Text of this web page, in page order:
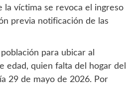
la víctima se revoca el ingreso
previa notificación de las
para ubicar al
edad, quien falta del hogar del
29 de mayo de 2026. Por